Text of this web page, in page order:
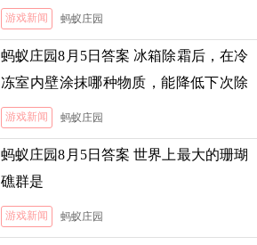
游戏新闻 蚂蚁庄园
蚂蚁庄园8月5日答案 冰箱除霜后，在冷
冻室内壁涂抹哪种物质，能降低下次除
霜的难度
游戏新闻 蚂蚁庄园
蚂蚁庄园8月5日答案 世界上最大的珊瑚
礁群是
游戏新闻 蚂蚁庄园